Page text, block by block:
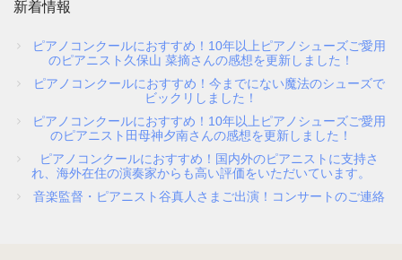
指導者の声２
新着情報
ピアノコンクールにおすすめ！10年以上ピアノシューズご愛用
のピアニスト久保山 菜摘さんの感想を更新しました！
ピアノコンクールにおすすめ！今までにない魔法のシューズで
ビックリしました！
ピアノコンクールにおすすめ！10年以上ピアノシューズご愛用
のピアニスト田母神夕南さんの感想を更新しました！
ピアノコンクールにおすすめ！国内外のピアニストに支持さ
れ、海外在住の演奏家からも高い評価をいただいています。
音楽監督・ピアニスト谷真人さまご出演！コンサートのご連絡